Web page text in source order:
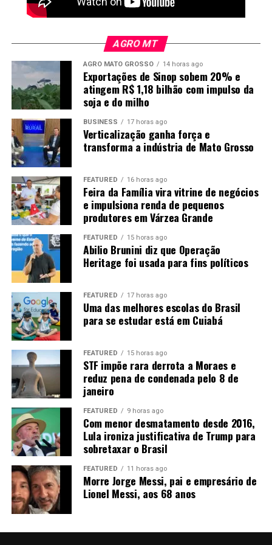
Foto: Mayke Toscano/Secom-MT
Logística pesa na competitividade
Quanto maior a produção industrial, maior também é a
necessidade de encontrar mercados fora do estado. No
caso do etanol, a previsão é produzir 8,4 bilhões de
litros neste ano, mas apenas 1,1 bilhão deve ser
consumido em Mato Grosso. Os outros 7,3 bilhões
precisam ser transportados para outros mercados.
“Então nós temos um desafio aí para levar
biocombustíveis”
está a implantação de umetanoldutopara conectar
Mato Grosso aos grandes centros consumidores, como
São Paulo e Rio de Janeiro.
um etanolduto. Nós já estamos fazendo um projeto, tem
alguns trabalhos nesse sentido”
A expansão ferroviária, a duplicação da BR-163 e a
reduzir o custo de transporte. A ligação com o Arco
Norte pode ampliar ainda o acesso aos mercados
internacionais, principalmente na Ásia e na Europa.
Nos subprodutos, a posição dezembro do farelo fechou
tonelada. No óleo, os contratos com vencimento em
dezembro fecharam a 67,88 centavos de dólar, com
ganho de 0,51 centavo ou 0,75%.
O postSoja: veja como ficaram as cotações no
fechamento de hoje
AGRO MT
AGRO MATO GROSSO 14 horas ago
Exportações de Sinop sobem 20% e
atingem R$ 1,18 bilhão com impulso da
soja e do milho
BUSINESS 17 horas ago
Verticalização ganha força e
transforma a indústria de Mato Grosso
FEATURED 16 horas ago
Feira da Família vira vitrine de negócios
e impulsiona renda de pequenos
produtores em Várzea Grande
FEATURED 15 horas ago
Abilio Brunini diz que Operação
Heritage foi usada para fins políticos
FEATURED 17 horas ago
Uma das melhores escolas do Brasil
para se estudar está em Cuiabá
FEATURED 15 horas ago
STF impõe rara derrota a Moraes e
reduz pena de condenada pelo 8 de
janeiro
FEATURED 9 horas ago
Com menor desmatamento desde 2016,
Lula ironiza justificativa de Trump para
sobretaxar o Brasil
FEATURED 11 horas ago
Morre Jorge Messi, pai e empresário de
Lionel Messi, aos 68 anos